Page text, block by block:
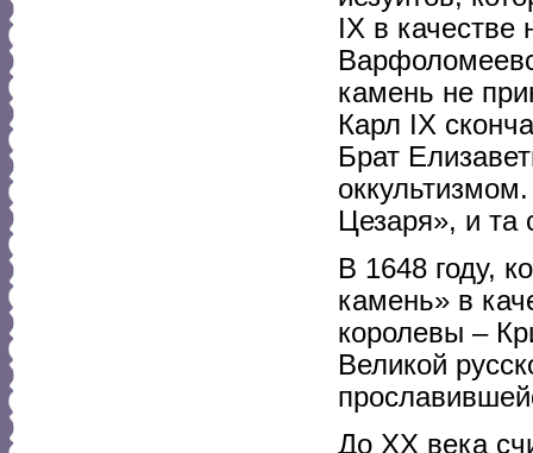
IX в качестве
камень не
Карл IX
Брат
Цезаря», и та
В 1648 году,
камень» в
королевы –
Великой
До XX века